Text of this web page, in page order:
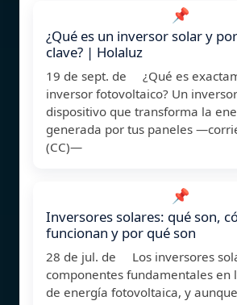
📌
¿Qué es un inversor solar y
clave? | Holaluz
19 de sept. de ¿Qué es
inversor fotovoltaico? Un
dispositivo que transforma la
generada por tus paneles
(CC)—
📌
Inversores solares: qué son,
funcionan y por qué son
28 de jul. de Los inversores
componentes fundamentales en
de energía fotovoltaica, y